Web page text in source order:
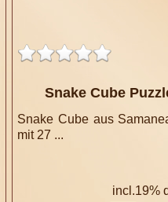
Snake Cube
Snake Cube aus
mit 27 ...
incl.19%